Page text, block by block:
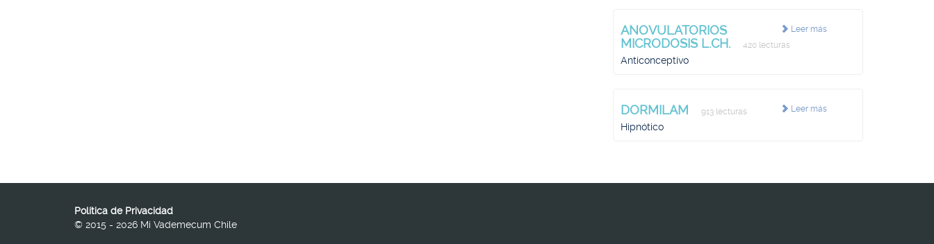
Leer más
ANOVULATORIOS
MICRODOSIS L.CH.
420 lecturas
Anticonceptivo
Leer más
DORMILAM 913 lecturas
Hipnótico
Política de Privacidad
© 2015 - 2026 Mi Vademecum Chile